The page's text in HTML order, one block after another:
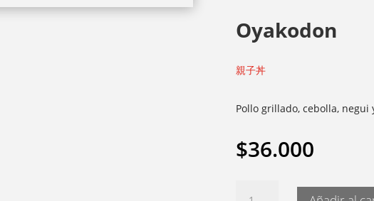
Oyakodon
親子丼
Pollo grillado, cebolla,
$36.000